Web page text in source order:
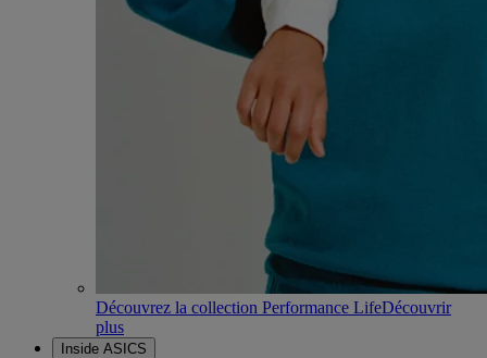
Découvrez la collection Performance LifeDécouvrir
plus
Inside ASICS